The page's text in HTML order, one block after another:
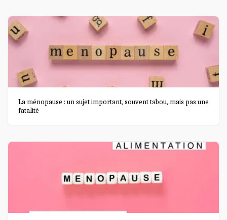
La ménopause : un sujet important, souvent tabou, mais pas une
fatalité